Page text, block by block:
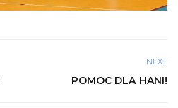
NEXT
POMOC DLA HANI!